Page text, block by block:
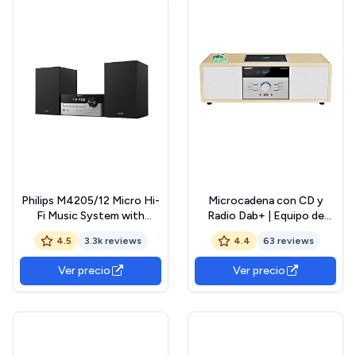
Philips M4205/12 Micro Hi-
Fi Music System with
Bluetooth | 60W RMS | CD,
MP3-CD, USB, FM | Bass-
Reflex Loudspeakers | USB
Port for Charging
4.5 3.3k reviews
Ver precio
Microcadena con CD y
Radio Dab+ | Equipo de
Música Vintage de Madera |
Bluetooth, USB, Entrada
AUX | Sonido 30W y
Control Remoto
4.4 63 reviews
Ver precio